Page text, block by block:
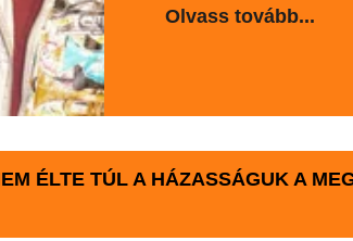
Olvass tovább...
ÉLTE TÚL A HÁZASSÁGUK A